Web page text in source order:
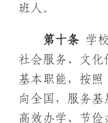
班人。
第十条 学
社会服务、文化
基本职能，按
向全国，服务
高效办学、节俭